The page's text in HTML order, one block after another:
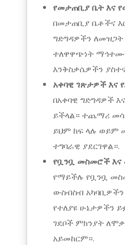
የመታጠቢያ ቤት እና
በመታጠቢያ ቤቶችና
ግድግዳዎችን ለመዝጋት
ተለዋዋጭነት
እንቅስቃሴዎችን
አቀባዊ ገጽታዎች እና
በአቀባዊ ግድግዳዎች
ይችላል። ተጨማሪ
ይህም ከፍ ላሉ ወይም
ተግባራዊ ያደርገዋል።.
የቧንቧ መስመሮች እና
የማይችሉ የቧንቧ
ውስብስብ
የተለያዩ ሁኔታዎችን
ገደቦች ምክንያት
አይመከርም።.